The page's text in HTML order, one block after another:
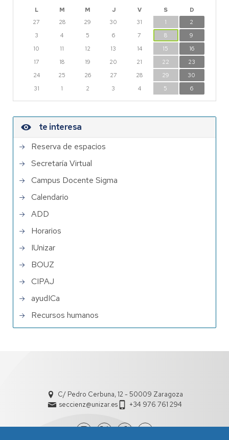
L M M J V S
D
27
28 29 30 31 1
2
3
4 5 6 7 8
9
10
11 12 13 14 15
16
17
18 19 20 21 22
23
24
25 26 27 28 29
30
31
1 2 3 4 5 6
te interesa
Reserva de espacios
Secretaría Virtual
Campus Docente Sigma
Calendario
ADD
Horarios
IUnizar
BOUZ
CIPAJ
ayudICa
Recursos humanos
C/ Pedro Cerbuna, 12 - 50009 Zaragoza
seccienz@unizar.es
+34 976 761 294